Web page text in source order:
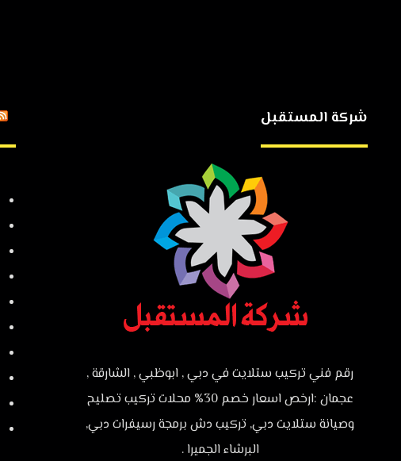
شركة المستقبل
رقم فني تركيب ستلايت في دبي , ابوظبي , الشارقة ,
عجمان :ارخص اسعار خصم 30% محلات تركيب تصليح
وصيانة ستلايت دبي, تركيب دش برمجة رسيفرات دبي,
البرشاء الجميرا .